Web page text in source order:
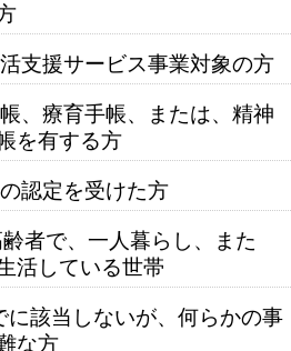
支援サービス事業対象の方
、療育手帳、または、精神
を有する方
認定を受けた方
者で、一人暮らし、また
活している世帯
該当しないが、何らかの事
な方